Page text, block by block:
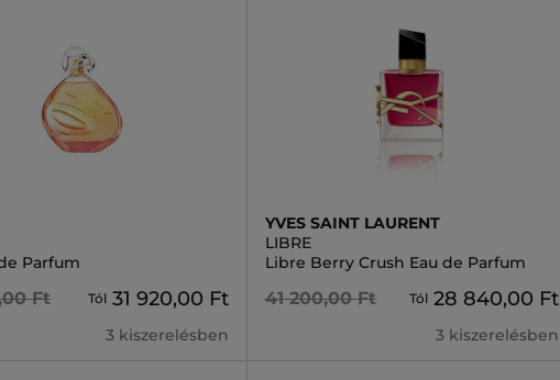
Parfum
Ft Tól 31 920,00 Ft
3 kiszerelésben
YVES SAINT LAURENT
LIBRE
Libre Berry Crush Eau de Parfum
41 200,00 Ft Tól 28 840,00 Ft
3 kiszerelésben